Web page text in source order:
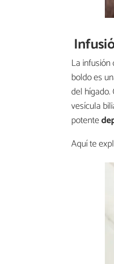
La
boldo es
del
vesícula
potente
Aquí te